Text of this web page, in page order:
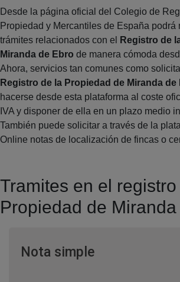
Desde la página oficial del Colegio de
Propiedad y Mercantiles de España podrá
trámites relacionados con el
Registro de
Miranda de Ebro de manera cómoda
Ahora, servicios tan comunes como
Registro de la Propiedad de Miranda de
hacerse desde esta plataforma al coste
IVA y disponer de ella en un plazo medio
También puede solicitar a través de la
Online notas de localización de fincas o
Tramites en el
Propiedad de
Nota simpleVentana nueva